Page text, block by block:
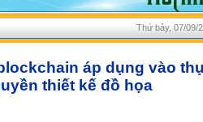
Thứ bảy, 07/09/
áp dụng vào
thiết kế đồ họa